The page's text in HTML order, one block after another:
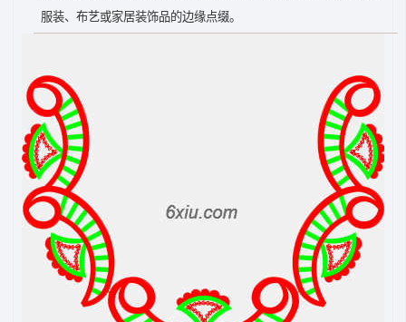
服装、布艺或家居装饰品的边缘点缀。